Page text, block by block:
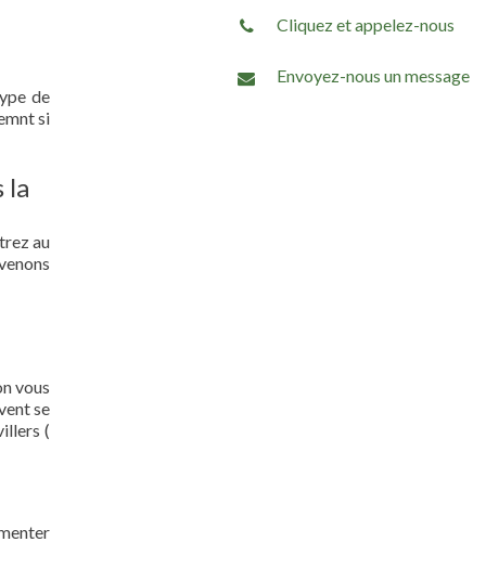
de
si
la
au
vous
se
(
Cliquez et appelez-nous
Envoyez-nous un message